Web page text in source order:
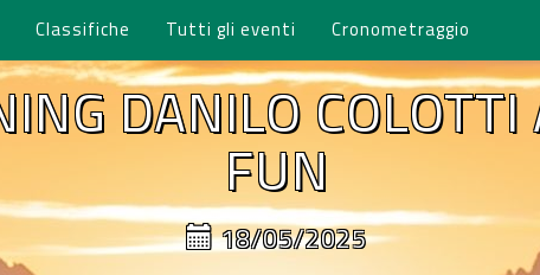
Classifiche Tutti gli eventi Cronometraggio
DANILO
FUN
18/05/2025